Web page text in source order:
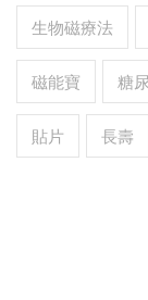
生物磁療法
磁能寶 糖
貼片 長壽